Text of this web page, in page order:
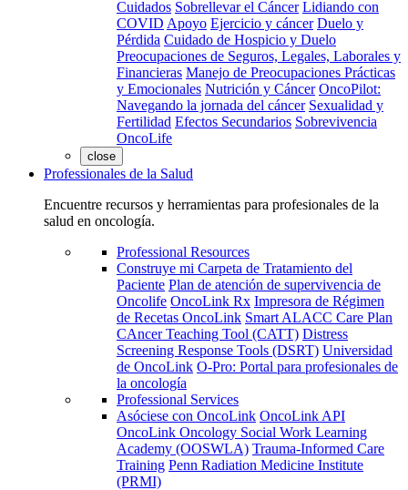
Cuidados Sobrellevar el Cáncer Lidiando con
COVID Apoyo Ejercicio y cáncer Duelo y
Pérdida Cuidado de Hospicio y Duelo
Preocupaciones de Seguros, Legales, Laborales y
Financieras Manejo de Preocupaciones Prácticas
y Emocionales Nutrición y Cáncer OncoPilot:
Navegando la jornada del cáncer Sexualidad y
Fertilidad Efectos Secundarios Sobrevivencia
OncoLife
close
Professionales de la Salud
Encuentre recursos y herramientas para profesionales de la
salud en oncología.
Professional Resources
Construye mi Carpeta de Tratamiento del
Paciente Plan de atención de supervivencia de
Oncolife OncoLink Rx Impresora de Régimen
de Recetas OncoLink Smart ALACC Care Plan
CAncer Teaching Tool (CATT) Distress
Screening Response Tools (DSRT) Universidad
de OncoLink O-Pro: Portal para profesionales de
la oncología
Professional Services
Asóciese con OncoLink OncoLink API
OncoLink Oncology Social Work Learning
Academy (OOSWLA) Trauma-Informed Care
Training Penn Radiation Medicine Institute
(PRMI)